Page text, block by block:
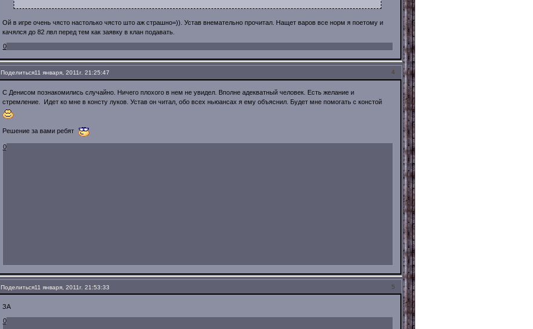
Ой в игре очень чясто настолько чясто што аж страшно=)). Устав внемательно прочитал. Нащет варов все норм я поетому и
качялся до 82 лвл перед тем как заявку в клан подавать.
0
Поделиться 4
11 января, 2011г. 21:25:47
С Денисом познакомились случайно. Ничего плохого в нем не увидел. Вполне адекватный человек. Есть желание и
стремление. Идет ко мне в консту луков. Устав он читал, обо всех ньюансах я ему объяснил. Будет мне помогать с констой
Решение за вами ребят
0
Поделиться 5
11 января, 2011г. 21:53:33
ЗА
0